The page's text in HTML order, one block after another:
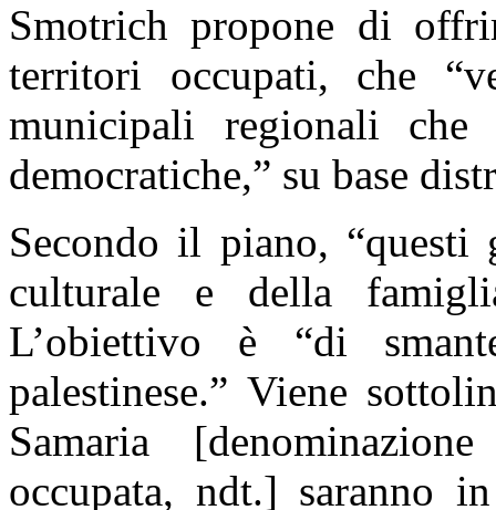
Smotrich propone di
territori occupati, che
municipali regionali che
democratiche,” su base
Secondo il piano, “questi
culturale e della
L’obiettivo è “di
palestinese.” Viene
Samaria
occupata, ndt.] saranno